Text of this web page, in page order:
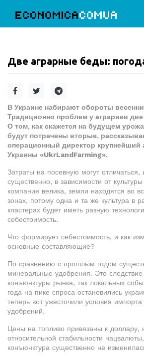
ECONOMICACOMUA
Две аграрные беды:
В Украине набирают обороты
Традиционно проблем у аграриев
О том, как скажется на будущем
будут потрачены вторые,
операционный директор крупнейший
Украины «UkrLandFarming».
Затраты на посевную могут отличаться,
существенно, в зависимости от
компания велика, земли находятся во
зонах, потому одна и та же культура в
кластерах будет иметь разную
себестоимость.
Что формирует себестоимость, и как
основные составляющие?
По сравнению с прошлым годом
минеральные удобрения. Это следствие
конъюнктуры рынка, так локальных
года на пике спроса остановились
теперь вот ужесточили условия импорта
удобрений.
Цены на топливо привязаны к доллару,
относительной стабильности
конъюнктура существенно не